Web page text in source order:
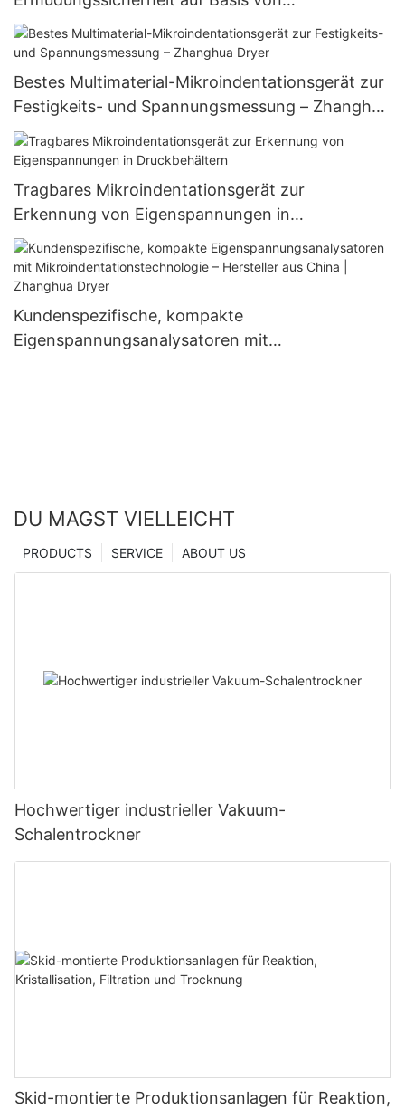
Mikroindentation
Bestes Multimaterial-Mikroindentationsgerät zur
Festigkeits- und Spannungsmessung – Zhanghua
Dryer
Tragbares Mikroindentationsgerät zur
Erkennung von Eigenspannungen in
Druckbehältern
Kundenspezifische, kompakte
Eigenspannungsanalysatoren mit
DU MAGST VIELLEICHT
ABOUT US
SERVICE
PRODUCTS
Hochwertiger industrieller Vakuum-
Schalentrockner
Skid-montierte Produktionsanlagen für Reaktion,